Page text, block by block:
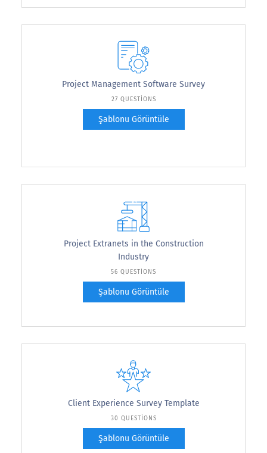
Project Management Software Survey
27 QUESTIONS
Şablonu Görüntüle
Project Extranets in the Construction
Industry
56 QUESTIONS
Şablonu Görüntüle
Client Experience Survey Template
30 QUESTIONS
Şablonu Görüntüle